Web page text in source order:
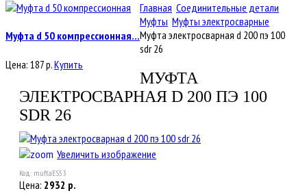
Муфта d 50 компрессионная...
Цена: 187р.Купить
Главная Соединительные детали
Муфты Муфты электросварные
Муфта электросварная d 200 пэ 100
sdr 26
МУФТА
ЭЛЕКТРОСВАРНАЯ D 200 ПЭ 100
SDR 26
Увеличить изображение
Код: muftaES53
Цена: 2932 р.